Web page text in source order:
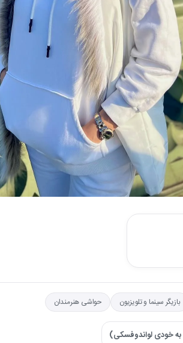
بازیگر سینما و تلویزیون حواشی هنرمندان
به خودی لواندوفسکی)